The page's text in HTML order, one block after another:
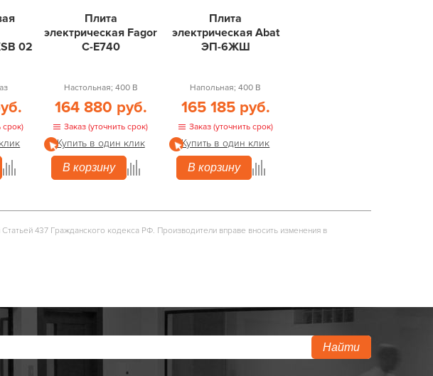
02
срок)
Плита
электрическая Fagor
C-E740
Настольная; 400 В
164 880 руб.
Заказ (уточнить срок)
Купить в один клик
В корзину
Плита
электрическая Abat
ЭП-6ЖШ
Напольная; 400 В
165 185 руб.
Заказ (уточнить срок)
Купить в один клик
В корзину
437 Гражданского кодекса РФ. Производители вправе вносить изменения в
Найти